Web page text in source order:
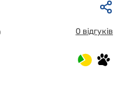
0 відгуків